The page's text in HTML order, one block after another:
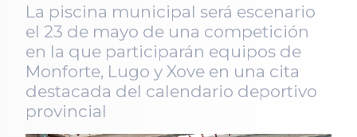
La piscina municipal será escenario
el 23 de mayo de una competición
en la que participarán equipos de
Monforte, Lugo y Xove en una cita
destacada del calendario deportivo
provincial